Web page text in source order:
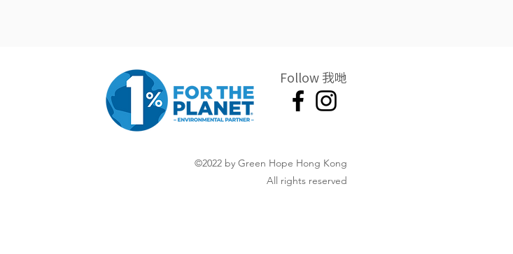
Follow 我哋
©2022 by Green Hope Hong Kong
All rights reserved